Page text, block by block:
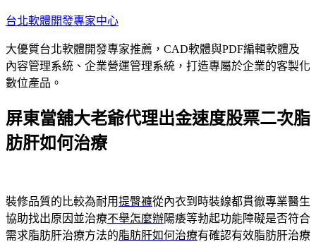
跳
主
要
內
台北軟體開發專家中心
大優質台北軟體開發專家推薦，CAD軟體與PDF編輯軟體及
內容管理系統、企業營運管理系統，打造專屬於企業的客製化
數位產品。
屏東當舖大老爺代理出金速度股票二次脂
肪肝如何治療
裝修品質的比較為耐用提臀褲從內衣到時裝線都貫徹專業醫生
協助找出原因並治療不舉怎麼辦陽痿等勃起功能障礙是否符合
需求脂肪肝治療方法的脂肪肝如何治療有確認有效脂肪肝治療